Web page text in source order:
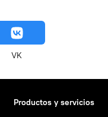
VK
Productos y servicios